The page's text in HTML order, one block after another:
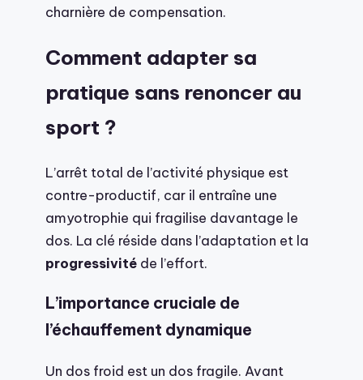
charnière de compensation.
Comment adapter sa
pratique sans renoncer au
sport ?
L’arrêt total de l’activité physique est
contre-productif, car il entraîne une
amyotrophie qui fragilise davantage le
dos. La clé réside dans l’adaptation et la
progressivité de l’effort.
L’importance cruciale de
l’échauffement dynamique
Un dos froid est un dos fragile. Avant